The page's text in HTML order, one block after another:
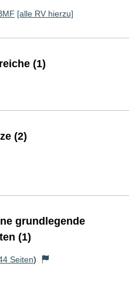
[alle RV hierzu]
(1)
(2)
grundlegende
(1)
Seiten)